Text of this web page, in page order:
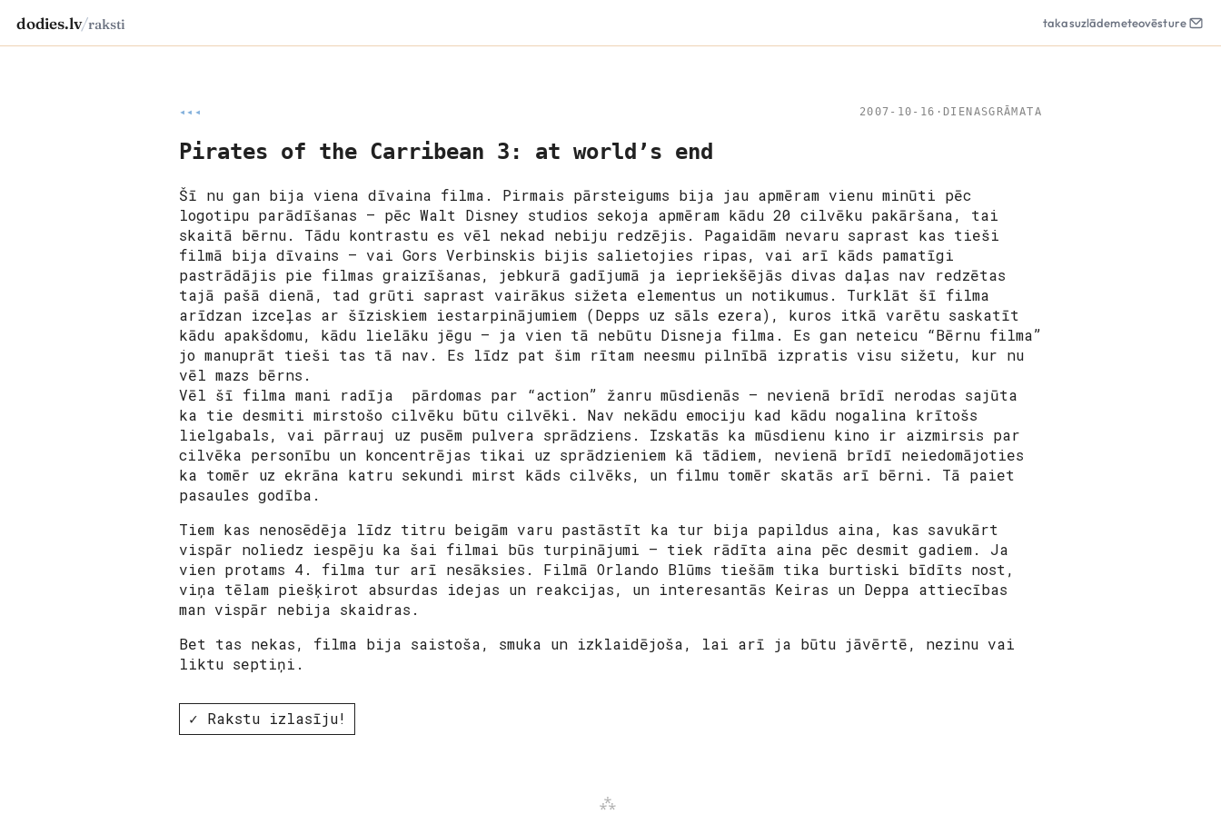
dodies.lv/raksti takasuzlādemeteovēsture
◂◂◂ 2007-10-16 · DIENASGRĀMATA
Pirates of the Carribean 3: at world’s end
Šī nu gan bija viena dīvaina filma. Pirmais pārsteigums bija jau apmēram vienu minūti pēc
logotipu parādīšanas – pēc Walt Disney studios sekoja apmēram kādu 20 cilvēku pakāršana, tai
skaitā bērnu. Tādu kontrastu es vēl nekad nebiju redzējis. Pagaidām nevaru saprast kas tieši
filmā bija dīvains – vai Gors Verbinskis bijis salietojies ripas, vai arī kāds pamatīgi
pastrādājis pie filmas graizīšanas, jebkurā gadījumā ja iepriekšējās divas daļas nav redzētas
tajā pašā dienā, tad grūti saprast vairākus sižeta elementus un notikumus. Turklāt šī filma
arīdzan izceļas ar šīziskiem iestarpinājumiem (Depps uz sāls ezera), kuros itkā varētu saskatīt
kādu apakšdomu, kādu lielāku jēgu – ja vien tā nebūtu Disneja filma. Es gan neteicu “Bērnu filma”
jo manuprāt tieši tas tā nav. Es līdz pat šim rītam neesmu pilnībā izpratis visu sižetu, kur nu
vēl mazs bērns.
Vēl šī filma mani radīja pārdomas par “action” žanru mūsdienās – nevienā brīdī nerodas sajūta
ka tie desmiti mirstošo cilvēku būtu cilvēki. Nav nekādu emociju kad kādu nogalina krītošs
lielgabals, vai pārrauj uz pusēm pulvera sprādziens. Izskatās ka mūsdienu kino ir aizmirsis par
cilvēka personību un koncentrējas tikai uz sprādzieniem kā tādiem, nevienā brīdī neiedomājoties
ka tomēr uz ekrāna katru sekundi mirst kāds cilvēks, un filmu tomēr skatās arī bērni. Tā paiet
pasaules godība.
Tiem kas nenosēdēja līdz titru beigām varu pastāstīt ka tur bija papildus aina, kas savukārt
vispār noliedz iespēju ka šai filmai būs turpinājumi – tiek rādīta aina pēc desmit gadiem. Ja
vien protams 4. filma tur arī nesāksies. Filmā Orlando Blūms tiešām tika burtiski bīdīts nost,
viņa tēlam piešķirot absurdas idejas un reakcijas, un interesantās Keiras un Deppa attiecības
man vispār nebija skaidras.
Bet tas nekas, filma bija saistoša, smuka un izklaidējoša, lai arī ja būtu jāvērtē, nezinu vai
liktu septiņi.
✓ Rakstu izlasīju!